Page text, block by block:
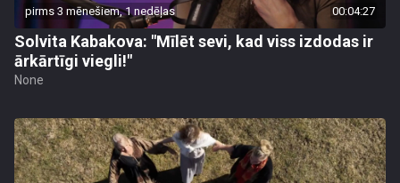
pirms 3 mēnešiem, 1 nedēļas 00:04:27
Solvita Kabakova: "Mīlēt sevi, kad viss izdodas ir
ārkārtīgi viegli!"
None